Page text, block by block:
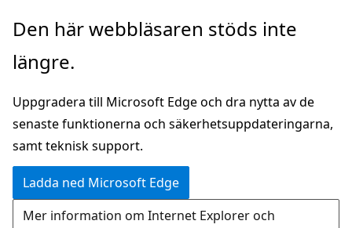
Hoppa
huvudinnehåll
Den här webbläsaren stöds inte
längre.
Uppgradera till Microsoft Edge och dra nytta av de
senaste funktionerna och säkerhetsuppdateringarna,
samt teknisk support.
Ladda ned Microsoft Edge
Mer information om Internet Explorer och